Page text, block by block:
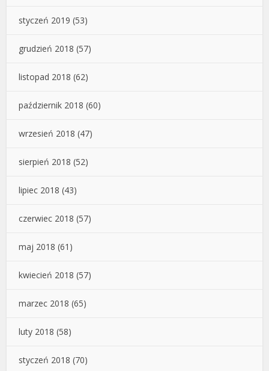
styczeń 2019 (53)
grudzień 2018 (57)
listopad 2018 (62)
październik 2018 (60)
wrzesień 2018 (47)
sierpień 2018 (52)
lipiec 2018 (43)
czerwiec 2018 (57)
maj 2018 (61)
kwiecień 2018 (57)
marzec 2018 (65)
luty 2018 (58)
styczeń 2018 (70)